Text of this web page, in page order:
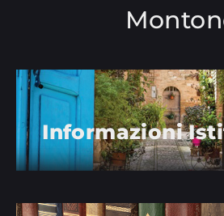
Informazioni